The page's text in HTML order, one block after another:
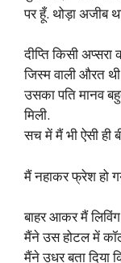
पर हूँ. थोड़ा अजीब
दीप्ति किसी
जिस्म वाली औरत
उसका पति मानव
मिली.
सच में मैं भी ऐसी ही
मैं नहाकर फ्रेश हो
बाहर आकर मैं
मैंने उस होटल में
मैंने उधर बता